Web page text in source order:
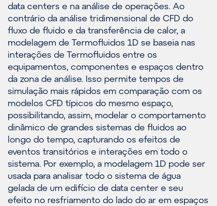
data centers e na análise de operações. Ao
contrário da análise tridimensional de CFD do
fluxo de fluido e da transferência de calor, a
modelagem de Termofluidos 1D se baseia nas
interações de Termofluidos entre os
equipamentos, componentes e espaços dentro
da zona de análise. Isso permite tempos de
simulação mais rápidos em comparação com os
modelos CFD típicos do mesmo espaço,
possibilitando, assim, modelar o comportamento
dinâmico de grandes sistemas de fluidos ao
longo do tempo, capturando os efeitos de
eventos transitórios e interações em todo o
sistema. Por exemplo, a modelagem 1D pode ser
usada para analisar todo o sistema de água
gelada de um edifício de data center e seu
efeito no resfriamento do lado do ar em espaços